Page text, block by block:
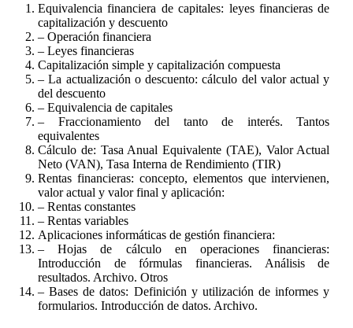
Equivalencia financiera de capitales: leyes financieras de
capitalización y descuento
– Operación financiera
– Leyes financieras
Capitalización simple y capitalización compuesta
– La actualización o descuento: cálculo del valor actual y
del descuento
– Equivalencia de capitales
– Fraccionamiento del tanto de interés. Tantos
equivalentes
Cálculo de: Tasa Anual Equivalente (TAE), Valor Actual
Neto (VAN), Tasa Interna de Rendimiento (TIR)
Rentas financieras: concepto, elementos que intervienen,
valor actual y valor final y aplicación:
– Rentas constantes
– Rentas variables
Aplicaciones informáticas de gestión financiera:
– Hojas de cálculo en operaciones financieras:
Introducción de fórmulas financieras. Análisis de
resultados. Archivo. Otros
– Bases de datos: Definición y utilización de informes y
formularios. Introducción de datos. Archivo.